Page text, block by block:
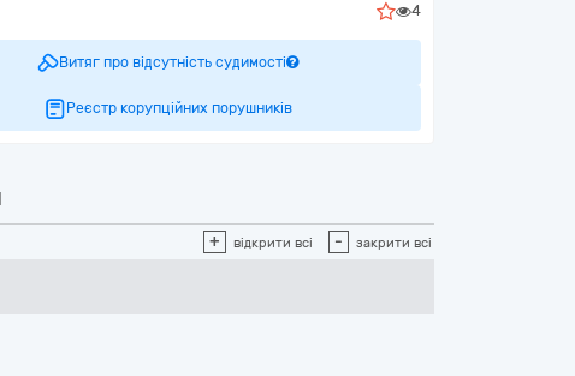
4
Витяг про відсутність судимості
Реєстр корупційних порушників
+ відкрити всі - закрити всі